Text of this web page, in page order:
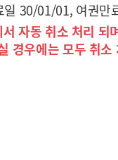
30/01/01, 여권
자동 취소 처리
경우에는 모두 취